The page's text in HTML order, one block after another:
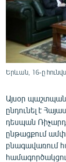
ՄԻՋԱԶԳԱՅԻՆ
ՄՇԱԿՈՒՅԹ
ՍՊՈՐՏ
ԱՐԽԻՎ
ՏԵՍԱՆՅՈՒԹԵՐ
ԲԱՆԱՎԵՃ
Երևան, 16-ը
Այսօր
ընդունել է
դեսպան
ընթացքում
բնագավառում